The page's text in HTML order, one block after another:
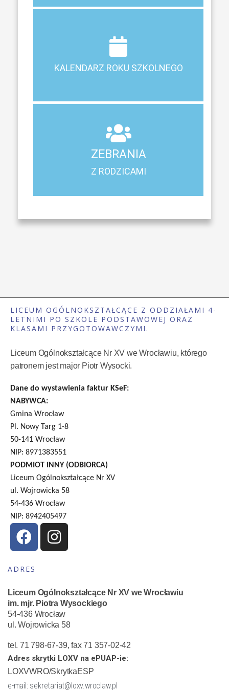
KALENDARZ ROKU SZKOLNEGO
KALENDARZ ROKU SZKOLNEGO
Terminy ferii, matur, zebrań i klasyfikacji
ZEBRANIA
Z RODZICAMI
Z RODZICAMI
Harmonogram spotkań i konsultacji z rodzicami
LICEUM OGÓLNOKSZTAŁCĄCE Z ODDZIAŁAMI 4-
LETNIMI PO SZKOLE PODSTAWOWEJ ORAZ
KLASAMI PRZYGOTOWAWCZYMI.
Liceum Ogólnokształcące Nr XV we Wrocławiu, którego
patronem jest major Piotr Wysocki.
Dane do wystawienia faktur KSeF:
NABYWCA:
Gmina Wrocław
Pl. Nowy Targ 1-8
50-141 Wrocław
NIP: 8971383551
PODMIOT INNY (ODBIORCA)
Liceum Ogólnokształcące Nr XV
ul. Wojrowicka 58
54-436 Wrocław
NIP: 8942405497
ADRES
Liceum Ogólnokształcące Nr XV we Wrocławiu
im. mjr. Piotra Wysockiego
54-436 Wrocław
ul. Wojrowicka 58
tel. 71 798-67-39, fax 71 357-02-42
Adres skrytki LOXV na ePUAP-ie:
LOXVWRO/SkrytkaESP
e-mail: sekretariat@loxv.wroclaw.pl